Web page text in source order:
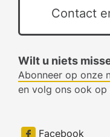
Contact
Wilt u niets
Abonneer op onze
en volg ons ook op
Facebook